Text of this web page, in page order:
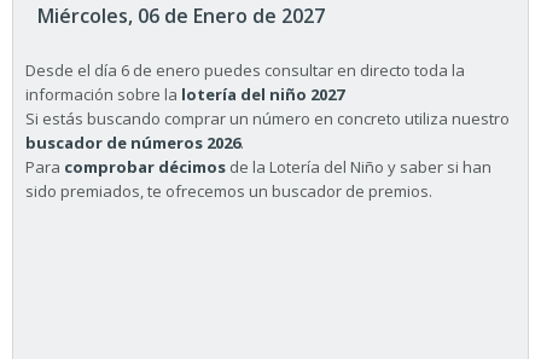
Miércoles, 06 de Enero de 2027
Desde el día 6 de enero puedes consultar en directo toda la
información sobre la lotería del niño 2027
Si estás buscando comprar un número en concreto utiliza nuestro
buscador de números 2026.
Para comprobar décimos de la Lotería del Niño y saber si han
sido premiados, te ofrecemos un buscador de premios.